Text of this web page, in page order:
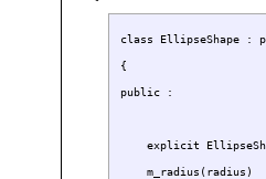
class EllipseShape :
{
public :
explicit
    m_radius(radius)